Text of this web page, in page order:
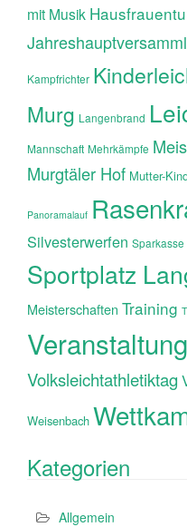
mit Musik
Kampfrichter
Murg Langenbrand
Mannschaft Mehrkämpfe
Murgtäler Hof Mutter-
Panoramalauf
Silvesterwerfen Sparkasse
Sportplatz
Meisterschaften Training
Veranstaltung
Volksleichtathletiktag
Weisenbach
Kategorien
Allgemein